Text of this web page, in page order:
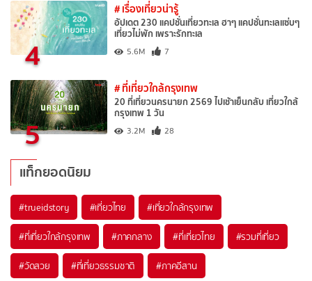
4
# เรื่องเที่ยวน่ารู้
อัปเดต 230 แคปชั่นเที่ยวทะเล ฮาๆ แคปชั่นทะเลแซ่บๆ
เที่ยวไม่พัก เพราะรักทะเล
5.6M 7
5
# ที่เที่ยวใกล้กรุงเทพ
20 ที่เที่ยวนครนายก 2569 ไปเช้าเย็นกลับ เที่ยวใกล้
กรุงเทพ 1 วัน
3.2M 28
แท็กยอดนิยม
#trueidstory #เที่ยวไทย #เที่ยวใกล้กรุงเทพ
#ที่เที่ยวใกล้กรุงเทพ #ภาคกลาง #ที่เที่ยวไทย #รวมที่เที่ยว
#วัดสวย #ที่เที่ยวธรรมชาติ #ภาคอีสาน